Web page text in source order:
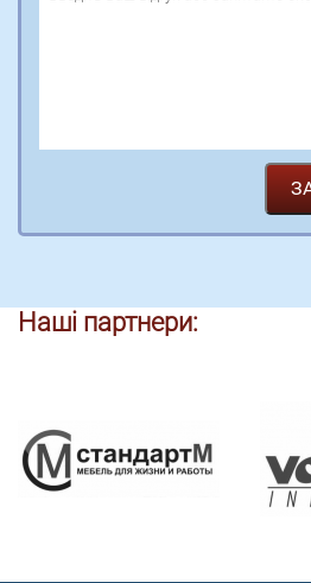
Наші партнери: